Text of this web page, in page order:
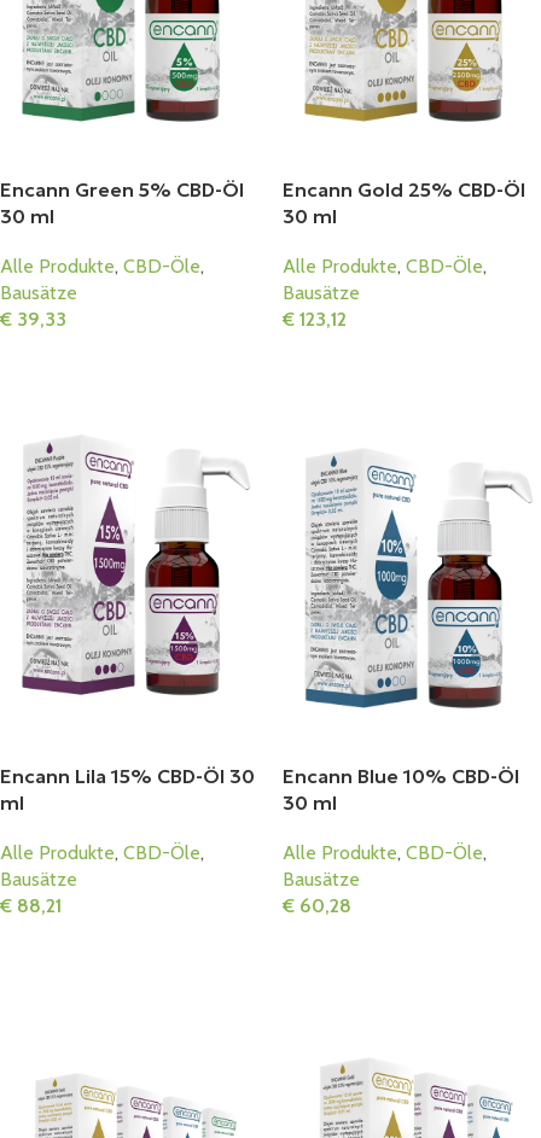
Encann Green 5% CBD-Öl
30 ml
Alle Produkte, CBD-Öle,
Bausätze
€ 39,33
Encann Gold 25% CBD-Öl
30 ml
Alle Produkte, CBD-Öle,
Bausätze
€ 123,12
Encann Lila 15% CBD-Öl 30
ml
Alle Produkte, CBD-Öle,
Bausätze
€ 88,21
Encann Blue 10% CBD-Öl
30 ml
Alle Produkte, CBD-Öle,
Bausätze
€ 60,28